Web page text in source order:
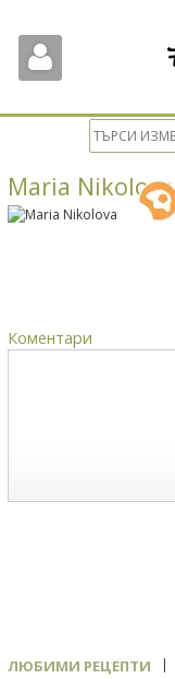
Maria Nikolova
Коментари
ЛЮБИМИ РЕЦЕПТИ |